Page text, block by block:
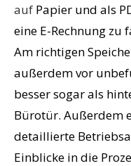
auf Papier und als
eine E-Rechnung zu
Am richtigen
außerdem vor
besser sogar als
Bürotür. Außerdem
detaillierte
Einblicke in die